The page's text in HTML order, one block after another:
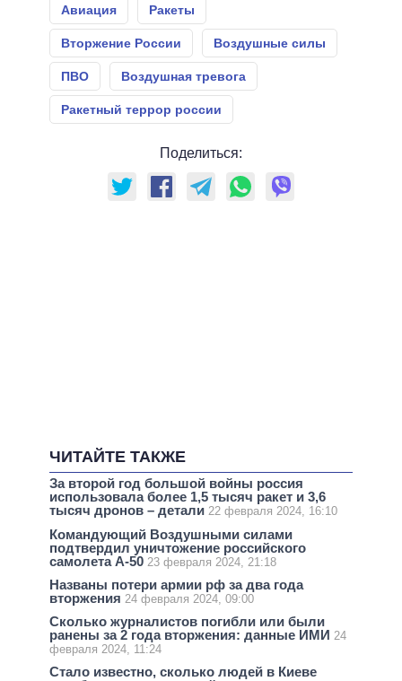
Авиация Ракеты
Вторжение России Воздушные силы
ПВО Воздушная тревога
Ракетный террор россии
Поделиться:
ЧИТАЙТЕ ТАКЖЕ
За второй год большой войны россия
использовала более 1,5 тысяч ракет и 3,6
тысяч дронов – детали 22 февраля 2024, 16:10
Командующий Воздушными силами
подтвердил уничтожение российского
самолета А-50 23 февраля 2024, 21:18
Названы потери армии рф за два года
вторжения 24 февраля 2024, 09:00
Сколько журналистов погибли или были
ранены за 2 года вторжения: данные ИМИ 24
февраля 2024, 11:24
Стало известно, сколько людей в Киеве